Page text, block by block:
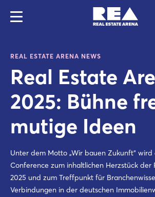
REAL ESTATE ARENA NEWS
Real Estate
2025: Bühne
mutige Ideen
Unter dem Motto „Wir bauen Zukunft“ wird
Conference zum inhaltlichen Herzstück der
2025 und zum Treffpunkt für
Verbindungen in der deutschen